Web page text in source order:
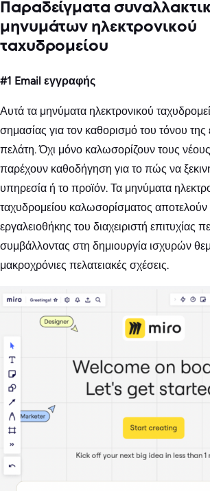
Παραδείγματα
μηνυμάτων ηλεκτρονικού
ταχυδρομείου
#1 Email εγγραφής
Αυτά τα μηνύματα ηλεκτρονικού
σημασίας για τον καθορισμό του τόνου της
πελάτη. Όχι μόνο καλωσορίζουν τους
παρέχουν καθοδήγηση για το πώς να
υπηρεσία ή το προϊόν. Τα μηνύματα
ταχυδρομείου καλωσορίσματος αποτελούν
εργαλειοθήκης του διαχειριστή επιτυχίας
συμβάλλοντας στη δημιουργία ισχυρών
μακροχρόνιες πελατειακές σχέσεις.